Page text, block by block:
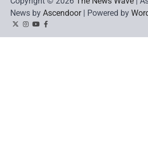
News by Ascendoor| Powered by
TwitterInstagram
YouTubeFacebook